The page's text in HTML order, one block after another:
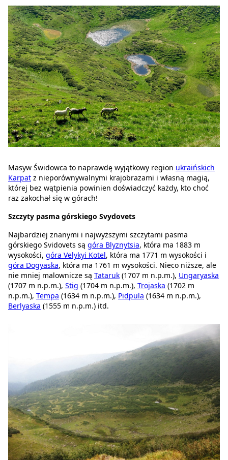
Masyw Świdowca to naprawdę wyjątkowy region ukraińskich
Karpat z nieporównywalnymi krajobrazami i własną magią,
której bez wątpienia powinien doświadczyć każdy, kto choć
raz zakochał się w górach!
Szczyty pasma górskiego Svydovets
Najbardziej znanymi i najwyższymi szczytami pasma
górskiego Svidovets są góra Blyznytsia, która ma 1883 m
wysokości, góra Velykyi Kotel, która ma 1771 m wysokości i
góra Dogyaska, która ma 1761 m wysokości. Nieco niższe, ale
nie mniej malownicze są Tataruk (1707 m n.p.m.), Ungaryaska
(1707 m n.p.m.), Stig (1704 m n.p.m.), Trojaska (1702 m
n.p.m.), Tempa (1634 m n.p.m.), Pidpula (1634 m n.p.m.),
Berlyaska (1555 m n.p.m.) itd.